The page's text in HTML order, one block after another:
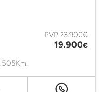
PVP 23.900€
19.900€